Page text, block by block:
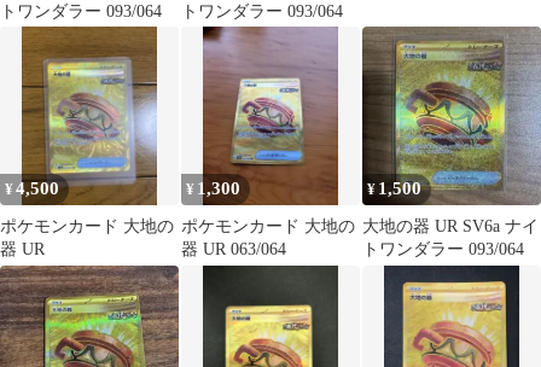
トワンダラー 093/064
トワンダラー 093/064
¥4,500
ポケモンカード 大地の
器 UR
¥ 1,300
ポケモンカード 大地の
器 UR 063/064
¥ 1,500
大地の器 UR SV6a ナイ
トワンダラー 093/064